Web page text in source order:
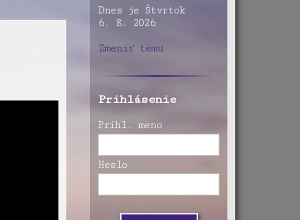
Dnes je Štvrtok
6. 8. 2026
Zmeniť tému
Prihlásenie
Prihl. meno
Heslo